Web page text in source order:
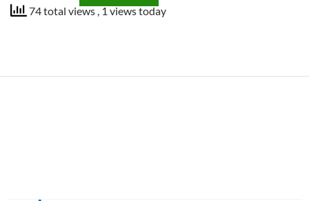
74 total views , 1 views today